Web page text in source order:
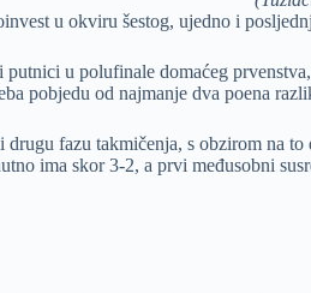
u okviru šestog, ujedno i
u polufinale domaćeg
pobjedu od najmanje dva poena
fazu takmičenja, s obzirom na
ima skor 3-2, a prvi međusobni